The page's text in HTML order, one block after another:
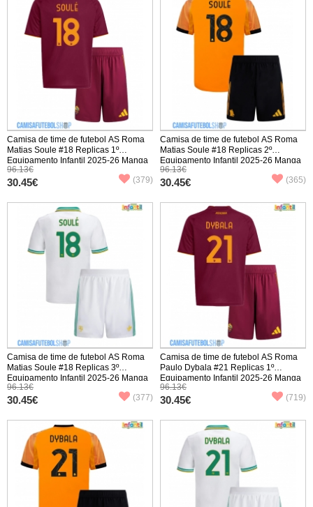
Camisa de time de futebol AS Roma
Matias Soule #18 Replicas 1º
Equipamento Infantil 2025-26 Manga
Curta (+ Calças curtas)
96.13€
30.45€ (379)
Camisa de time de futebol AS Roma
Matias Soule #18 Replicas 2º
Equipamento Infantil 2025-26 Manga
Curta (+ Calças curtas)
96.13€
30.45€ (365)
Camisa de time de futebol AS Roma
Matias Soule #18 Replicas 3º
Equipamento Infantil 2025-26 Manga
Curta (+ Calças curtas)
96.13€
30.45€ (377)
Camisa de time de futebol AS Roma
Paulo Dybala #21 Replicas 1º
Equipamento Infantil 2025-26 Manga
Curta (+ Calças curtas)
96.13€
30.45€ (719)